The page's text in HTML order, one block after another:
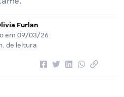
Furlan
em 09/03/26
de leitura